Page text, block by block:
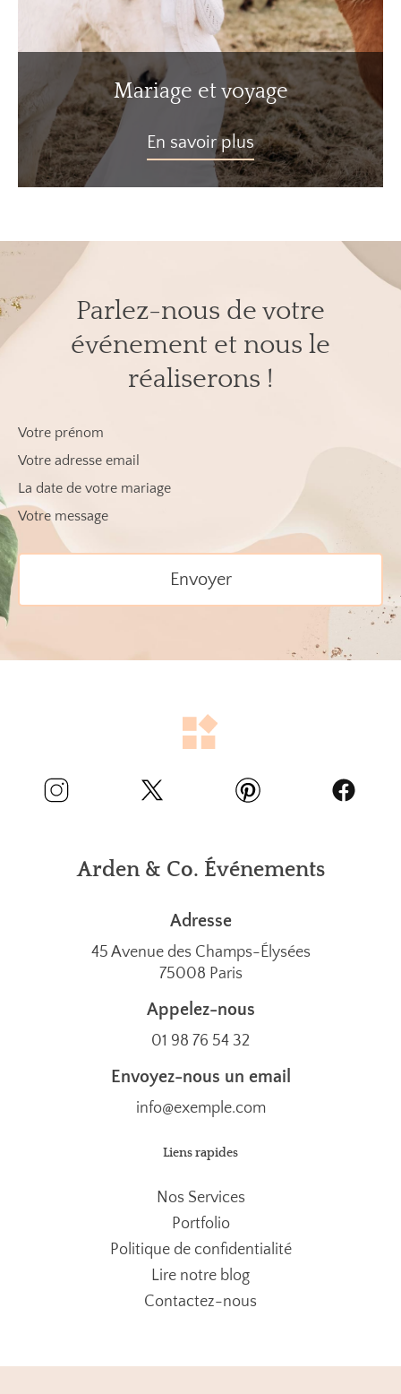
Mariage et voyage
En savoir plus
Parlez-nous de votre
événement et nous le
réaliserons !
Votre prénom
Votre adresse email
La date de votre mariage
Votre message
Envoyer
Arden & Co. Événements
Adresse
45 Avenue des Champs-Élysées
75008 Paris
Appelez-nous
01 98 76 54 32
Envoyez-nous un email
info@exemple.com
Liens rapides
Nos Services
Portfolio
Politique de confidentialité
Lire notre blog
Contactez-nous